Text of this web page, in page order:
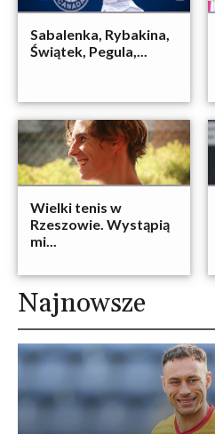
Sabalenka, Rybakina,
Świątek, Pegula,...
Wielki tenis w
Rzeszowie. Wystąpią
mi...
Najnowsze